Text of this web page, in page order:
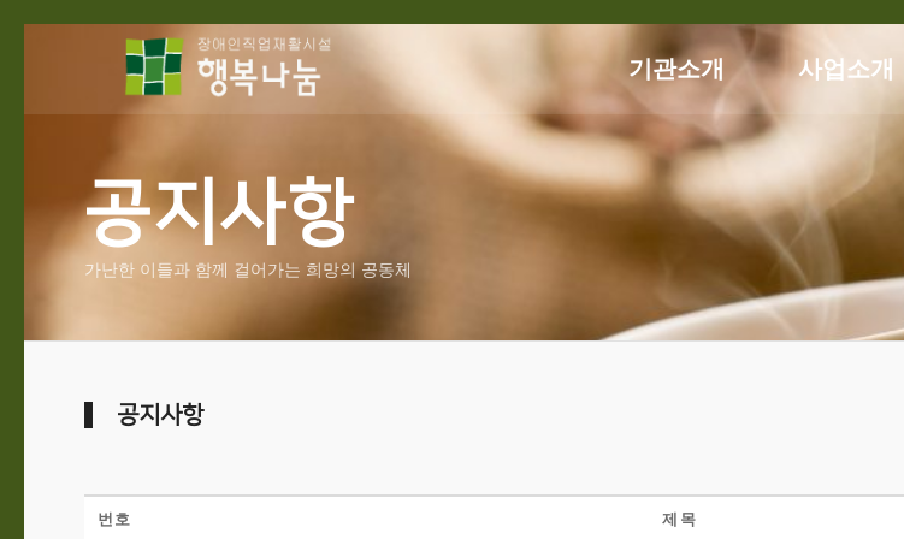
기관소개 사업소개
공지사항
가난한 이들과 함께 걸어가는 희망의 공동체
공지사항
번호 제목